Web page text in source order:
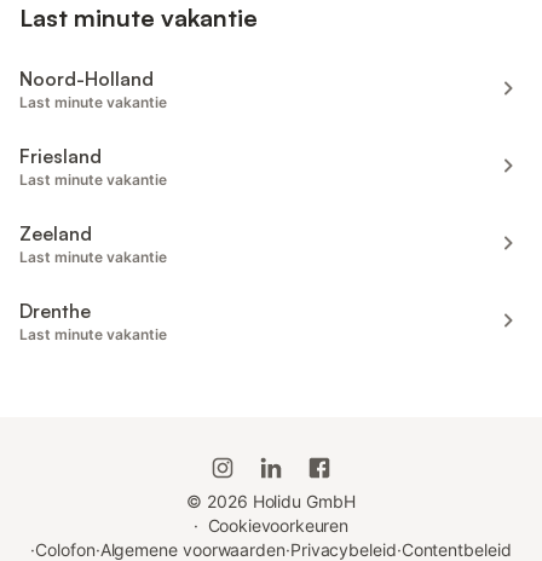
Last minute vakantie
Noord-Holland
Last minute vakantie
Friesland
Last minute vakantie
Zeeland
Last minute vakantie
Drenthe
Last minute vakantie
© 2026 Holidu GmbH
· Cookievoorkeuren
·Colofon·Algemene voorwaarden·Privacybeleid·Contentbeleid